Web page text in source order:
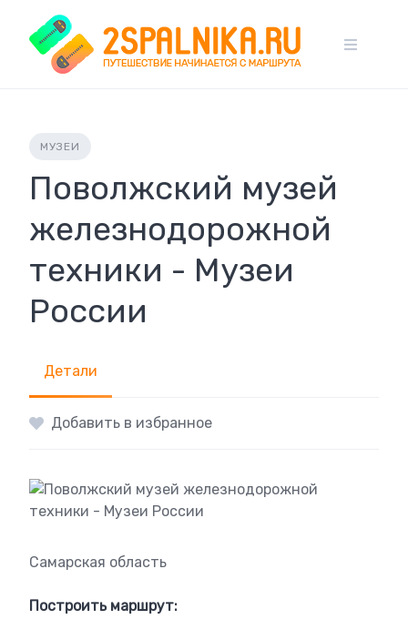
content
МУЗЕИ
Поволжский музей
железнодорожной
техники - Музеи
России
Детали
Добавить в избранное
Самарская область
Построить маршрут: